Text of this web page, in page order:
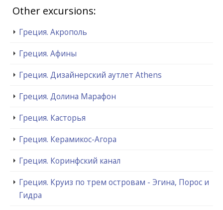
Other excursions:
Греция. Акрополь
Греция. Афины
Греция. Дизайнерский аутлет Athens
Греция. Долина Марафон
Греция. Касторья
Греция. Керамикос-Агора
Греция. Коринфский канал
Греция. Круиз по трем островам - Эгина, Порос и
Гидра